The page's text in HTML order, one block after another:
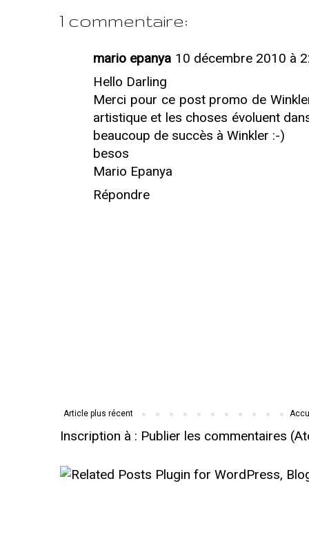
1 commentaire:
mario epanya 10 décembre 2010 à
Hello Darling
Merci pour ce post promo de
artistique et les choses évoluent
beaucoup de succès à Winkler :-)
besos
Mario Epanya
Répondre
Article plus récent
Inscription à : Publier les commentaires